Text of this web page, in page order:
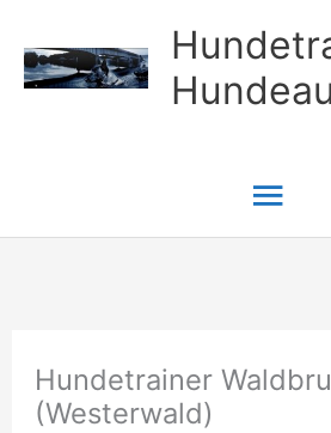
Inhalt
springen
Hundetrainer
(Westerwald)